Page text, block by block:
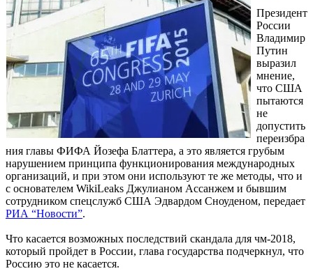
Президент
России
Владимир
Путин
выразил
мнение,
что США
пытаются
не
допустить
переизбра
ния главы ФИФА Йозефа Блаттера, а это является грубым
нарушением принципа функционирования международных
организаций, и при этом они используют те же методы, что и
с основателем WikiLeaks Джулианом Ассанжем и бывшим
сотрудником спецслужб США Эдвардом Сноуденом, передает
РИА “Новости”.
Что касается возможных последствий скандала для чм-2018,
который пройдет в России, глава государства подчеркнул, что
Россию это не касается.